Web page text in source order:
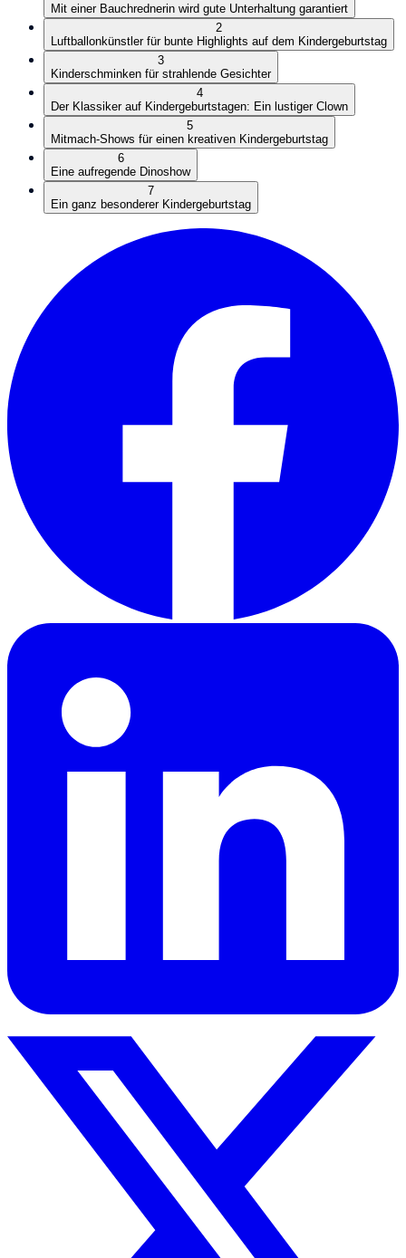
Mit einer Bauchrednerin wird gute Unterhaltung garantiert
2
Luftballonkünstler für bunte Highlights auf dem Kindergeburtstag
3
Kinderschminken für strahlende Gesichter
4
Der Klassiker auf Kindergeburtstagen: Ein lustiger Clown
5
Mitmach-Shows für einen kreativen Kindergeburtstag
6
Eine aufregende Dinoshow
7
Ein ganz besonderer Kindergeburtstag